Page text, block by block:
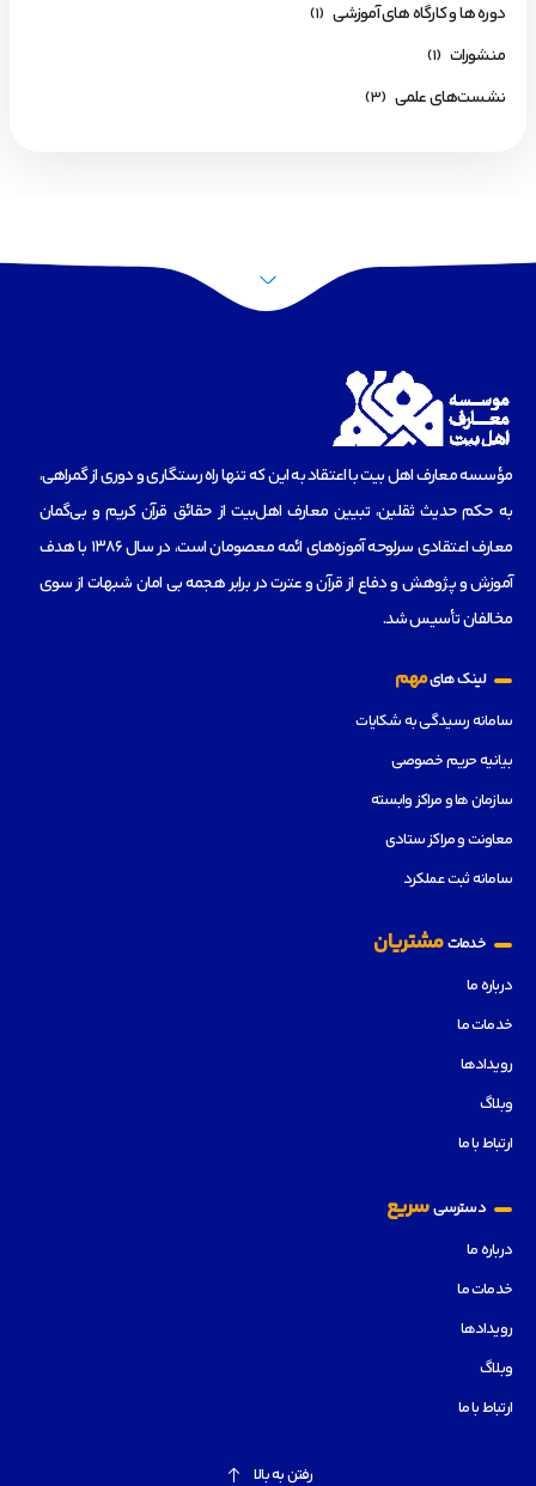
دوره ها و کارگاه های آموزشی (1)
منشورات (1)
نشست‌های علمی (3)
مؤسسه‌ معارف اهل بیت با اعتقاد به این که تنها راه رستگاری و دوری از گمراهی،
به حکم حدیث ثقلین، تبیین معارف اهل‌بیت از حقائق قرآن کریم و بی‌گمان
معارف اعتقادی سرلوحه آموزه‌های ائمه معصومان است، در سال 1386 با هدف
آموزش و پژوهش و دفاع از قرآن و عترت در برابر هجمه بی امان شبهات از سوی
مخالفان تأسیس شد.
لینک هایمهم
سامانه رسیدگی به شکایات
بیانیه حریم خصوصی
سازمان ها و مراکز وابسته
معاونت و مراکز ستادی
سامانه ثبت عملکرد
خدماتمشتریان
درباره ما
خدمات ما
رویدادها
وبلاگ
ارتباط با ما
دسترسیسریع
درباره ما
خدمات ما
رویدادها
وبلاگ
ارتباط با ما
رفتن به بالا